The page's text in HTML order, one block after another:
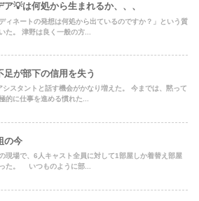
ア💡は何処から生まれるか、、、
ディネートの発想は何処から出ているのですか？」という質
た。 津野は良く一般の方...
足が部下の信用を失う
シスタントと話す機会がかなり増えた。 今までは、黙って
的に仕事を進める慣れた...
の今
現場で、6人キャスト全員に対して1部屋しか着替え部屋
た。 いつものように部...